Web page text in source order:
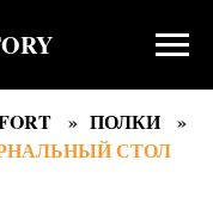
ПОЛКИ
СТОЛ